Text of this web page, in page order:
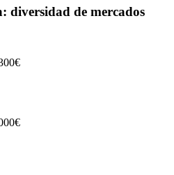
diversidad de mercados